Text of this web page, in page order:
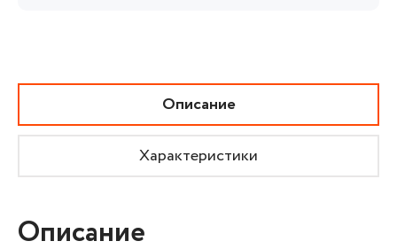
Описание
Характеристики
Описание